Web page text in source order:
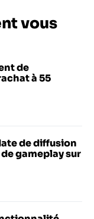
vous
de
à 55
de diffusion
gameplay sur